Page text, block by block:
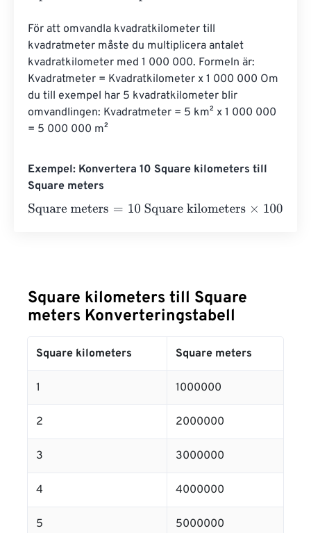
För att omvandla kvadratkilometer till
kvadratmeter måste du multiplicera antalet
kvadratkilometer med 1 000 000. Formeln är:
Kvadratmeter = Kvadratkilometer x 1 000 000 Om
du till exempel har 5 kvadratkilometer blir
omvandlingen: Kvadratmeter = 5 km² x 1 000 000
= 5 000 000 m²
Exempel: Konvertera 10 Square kilometers till
Square meters
Square meters= 10 Square kilometers×1000000=
Square kilometers till Square
meters Konverteringstabell
Square kilometers Square meters
1 1000000
2 2000000
3 3000000
4 4000000
5 5000000